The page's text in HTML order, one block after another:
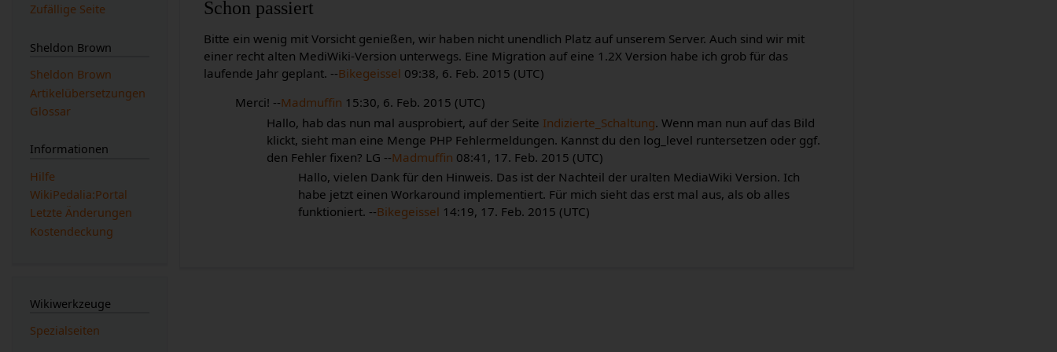
Schon passiert
Bitte ein wenig mit Vorsicht genießen, wir haben nicht unendlich Platz auf unserem Server. Auch sind wir mit
einer recht alten MediWiki-Version unterwegs. Eine Migration auf eine 1.2X Version habe ich grob für das
laufende Jahr geplant. --Bikegeissel 09:38, 6. Feb. 2015 (UTC)
Merci! --Madmuffin 15:30, 6. Feb. 2015 (UTC)
Hallo, hab das nun mal ausprobiert, auf der Seite Indizierte_Schaltung. Wenn man nun auf das Bild
klickt, sieht man eine Menge PHP Fehlermeldungen. Kannst du den log_level runtersetzen oder ggf.
den Fehler fixen? LG --Madmuffin 08:41, 17. Feb. 2015 (UTC)
Hallo, vielen Dank für den Hinweis. Das ist der Nachteil der uralten MediaWiki Version. Ich
habe jetzt einen Workaround implementiert. Für mich sieht das erst mal aus, als ob alles
funktioniert. --Bikegeissel 14:19, 17. Feb. 2015 (UTC)
Zufällige Seite
Sheldon Brown
Sheldon Brown
Artikelübersetzungen
Glossar
Informationen
Hilfe
WikiPedalia:Portal
Letzte Änderungen
Kostendeckung
Wikiwerkzeuge
Spezialseiten